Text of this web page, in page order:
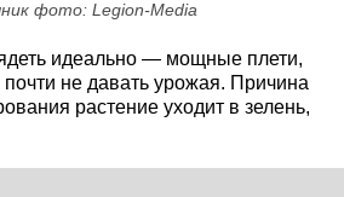
фото: Legion-Media
идеально — мощные плети,
не давать урожая. Причина
растение уходит в зелень,